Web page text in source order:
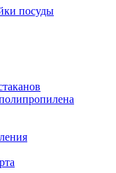
посуды